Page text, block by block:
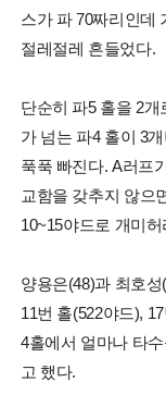
스가 파 70짜리인데
절레절레 흔들었다.
단순히 파5 홀을 2개
가 넘는 파4 홀이 3
푹푹 빠진다. A러프
교함을 갖추지 않으
10~15야드로 개미허
양용은(48)과 최호
11번 홀(522야드),
4홀에서 얼마나 타
고 했다.